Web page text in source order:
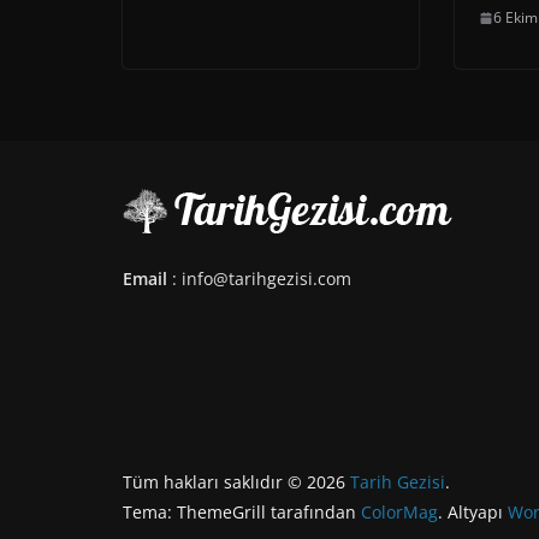
6
Email : info@tarihgezisi.com
Tüm hakları saklıdır © 2026 Tarih Gezisi.
Tema: ThemeGrill tarafından ColorMag. Altyapı